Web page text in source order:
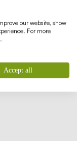
our website, show
For more
Accept all